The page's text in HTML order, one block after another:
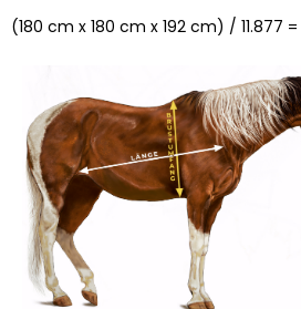
(180 cm x 180 cm x 192 cm) / 11.877 =